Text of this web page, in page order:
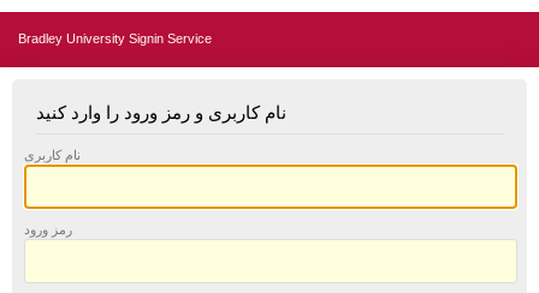
Bradley University Signin Service
نام کاربری و رمز ورود را وارد کنید
نام کاربری
رمز ورود